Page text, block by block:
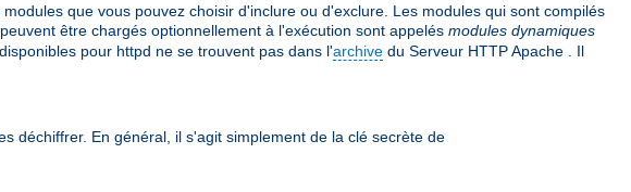
que vous pouvez choisir d'inclure ou d'exclure. Les modules qui sont compilés
être chargés optionnellement à l'exécution sont appelés modules dynamiques
pour httpd ne se trouvent pas dans l'archive du Serveur HTTP Apache . Il
déchiffrer. En général, il s'agit simplement de la clé secrète de